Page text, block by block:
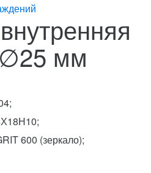
мм
600 (зеркало);